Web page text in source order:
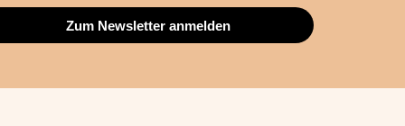
Zum Newsletter anmelden